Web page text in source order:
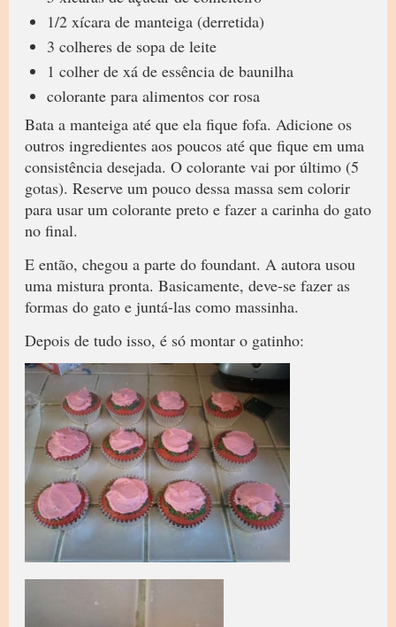
1/2 xícara de manteiga (derretida)
3 colheres de sopa de leite
1 colher de xá de essência de baunilha
colorante para alimentos cor rosa
Bata a manteiga até que ela fique fofa. Adicione os
outros ingredientes aos poucos até que fique em uma
consistência desejada. O colorante vai por último (5
gotas). Reserve um pouco dessa massa sem colorir
para usar um colorante preto e fazer a carinha do gato
no final.
E então, chegou a parte do foundant. A autora usou
uma mistura pronta. Basicamente, deve-se fazer as
formas do gato e juntá-las como massinha.
Depois de tudo isso, é só montar o gatinho: